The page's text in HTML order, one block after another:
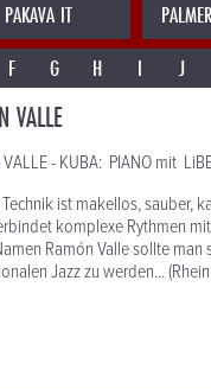
PAKAVA IT
F G H I J
VALLE
- KUBA: PIANO mit
ist makellos, sauber,
komplexe Rythmen
Ramón Valle sollte
Jazz zu werden...